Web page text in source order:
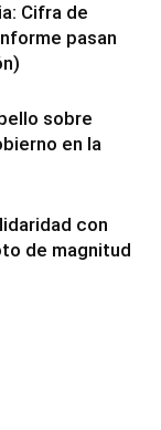
Cifra de
pasan
sobre
en la
con
de magnitud